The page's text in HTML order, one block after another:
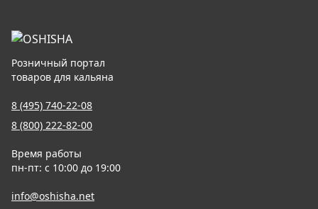
Розничный портал
товаров для кальяна
8 (495) 740-22-08
8 (800) 222-82-00
Время работы
пн-пт: с 10:00 до 19:00
info@oshisha.net